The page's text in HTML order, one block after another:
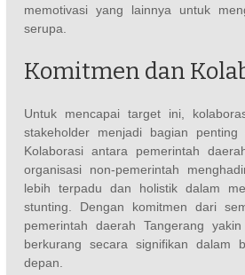
memotivasi yang lainnya untuk
serupa.
Komitmen dan
Untuk mencapai target ini,
stakeholder menjadi bagian penting
Kolaborasi antara pemerintah
organisasi non-pemerintah
lebih terpadu dan holistik dalam
stunting. Dengan komitmen dari
pemerintah daerah Tangerang
berkurang secara signifikan dalam
depan.